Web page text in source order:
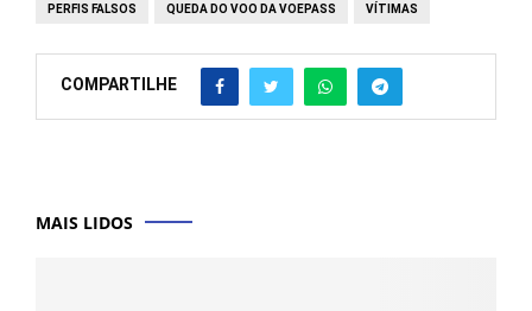
PERFIS FALSOS QUEDA DO VOO DA VOEPASS VÍTIMAS
COMPARTILHE
MAIS LIDOS